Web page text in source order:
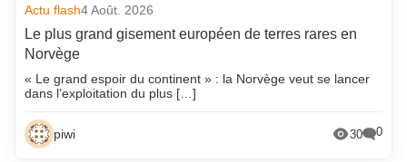
Actu flash4 Août. 2026
Le plus grand gisement européen de terres rares en
Norvège
« Le grand espoir du continent » : la Norvège veut se lancer
dans l’exploitation du plus […]
piwi 30 0